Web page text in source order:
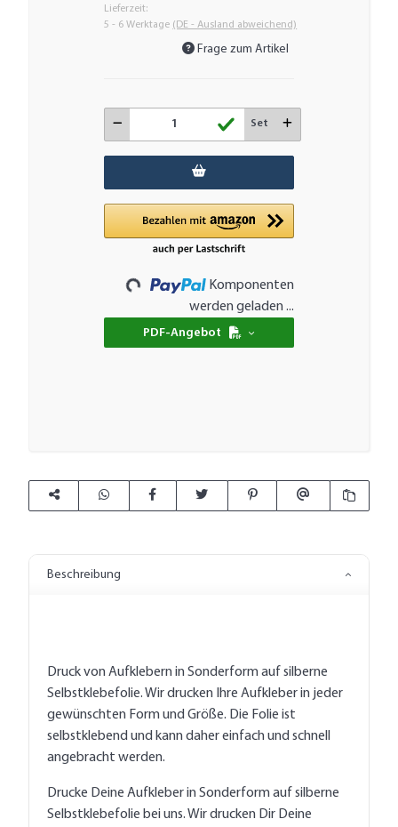
Lieferzeit:
5 - 6 Werktage (DE - Ausland abweichend)
Frage zum Artikel
Set
Loading...
Komponenten
werden geladen ...
PDF-Angebot
Beschreibung
Druck von Aufklebern in Sonderform auf silberne
Selbstklebefolie. Wir drucken Ihre Aufkleber in jeder
gewünschten Form und Größe. Die Folie ist
selbstklebend und kann daher einfach und schnell
angebracht werden.
Drucke Deine Aufkleber in Sonderform auf silberne
Selbstklebefolie bei uns. Wir drucken Dir Deine